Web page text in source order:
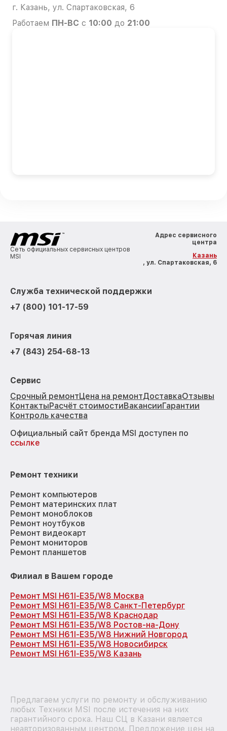
г. Казань, ул. Спартаковская, 6
Работаем ПН-ВС с 10:00 до 21:00
Сеть официальных сервисных центров
MSI
Адрес сервисного
центра
Казань
, ул. Спартаковская, 6
Служба технической поддержки
+7 (800) 101-17-59
Горячая линия
+7 (843) 254-68-13
Сервис
Срочный ремонтЦена на ремонтДоставкаОтзывы
КонтактыРасчёт стоимостиВакансииГарантии
Контроль качества
Официальный сайт бренда MSI доступен по
ссылке
Ремонт техники
Ремонт компьютеров
Ремонт материнских плат
Ремонт моноблоков
Ремонт ноутбуков
Ремонт видеокарт
Ремонт мониторов
Ремонт планшетов
Филиал в Вашем городе
Ремонт MSI H61I-E35/W8 Москва
Ремонт MSI H61I-E35/W8 Санкт-Петербург
Ремонт MSI H61I-E35/W8 Краснодар
Ремонт MSI H61I-E35/W8 Ростов-на-Дону
Ремонт MSI H61I-E35/W8 Нижний Новгород
Ремонт MSI H61I-E35/W8 Новосибирск
Ремонт MSI H61I-E35/W8 Казань
Предлагаем услуги по ремонту и обслуживанию
любых Техники MSI после истечения на них
гарантийного срока. Наш СЦ в Казани является
неавторизованным центром. Предложение цен на